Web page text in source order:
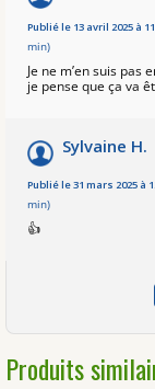
Publié le 13 avril 2025 à
min)
Je ne m’en suis
je pense que ça va
Sylvaine H.
Publié le 31 mars 2025 à
min)
👍
Produits